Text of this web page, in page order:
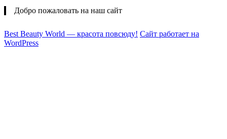
Добро пожаловать на наш сайт
Best Beauty World — красота повсюду! Сайт работает на
WordPress